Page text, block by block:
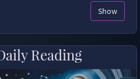
Show
Reading